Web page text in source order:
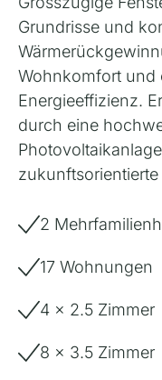
Grundrisse und
Wohnkomfort und
Energieeffizienz.
durch eine
2
17 Wohnungen
4 x 2.5 Zimmer
8 x 3.5 Zimmer